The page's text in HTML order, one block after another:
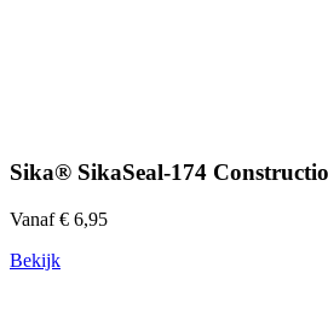
Sika® SikaSeal-174
Vanaf € 6,95
Bekijk